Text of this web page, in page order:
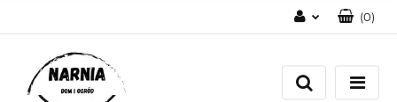
Zarejestruj się
(0)